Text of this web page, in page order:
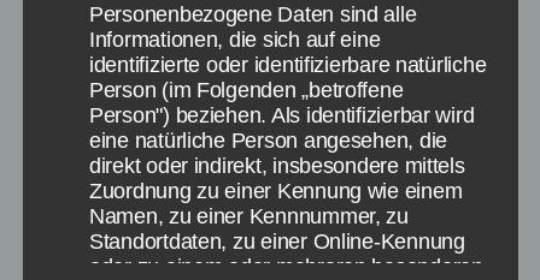
Kategorien
APPS SPIELE APPS
94 Prozent Lösung –
Früchte mit Kernen und
Dafür braucht man ein
Ticket
Personenbezogene Daten sind alle
Informationen, die sich auf eine
identifizierte oder identifizierbare natürliche
Person (im Folgenden „betroffene
Person") beziehen. Als identifizierbar wird
eine natürliche Person angesehen, die
direkt oder indirekt, insbesondere mittels
Zuordnung zu einer Kennung wie einem
Namen, zu einer Kennnummer, zu
Standortdaten, zu einer Online-Kennung
oder zu einem oder mehreren besonderen